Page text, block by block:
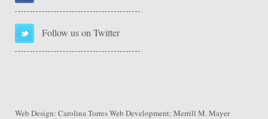
Follow us on Twitter
Web Design: Carolina TorresWeb Development: Merrill M. Mayer